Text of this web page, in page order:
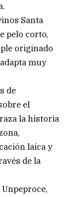
Santa
pelo corto,
originado
muy
de
el
la historia
laica y
de la